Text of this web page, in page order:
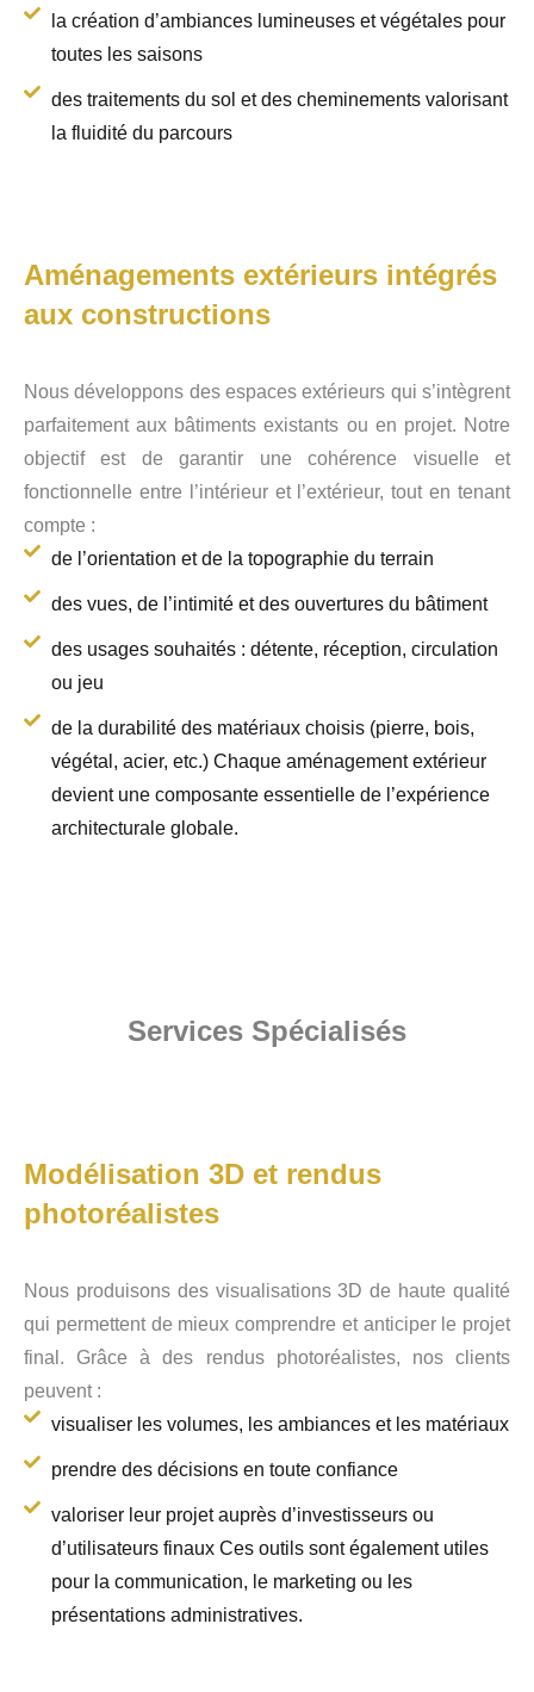
la création d’ambiances lumineuses et végétales pour
toutes les saisons
des traitements du sol et des cheminements valorisant
la fluidité du parcours
Aménagements extérieurs intégrés
aux constructions
Nous développons des espaces extérieurs qui s’intègrent
parfaitement aux bâtiments existants ou en projet. Notre
objectif est de garantir une cohérence visuelle et
fonctionnelle entre l’intérieur et l’extérieur, tout en tenant
compte :
de l’orientation et de la topographie du terrain
des vues, de l’intimité et des ouvertures du bâtiment
des usages souhaités : détente, réception, circulation
ou jeu
de la durabilité des matériaux choisis (pierre, bois,
végétal, acier, etc.) Chaque aménagement extérieur
devient une composante essentielle de l’expérience
architecturale globale.
Services Spécialisés
Modélisation 3D et rendus
photoréalistes
Nous produisons des visualisations 3D de haute qualité
qui permettent de mieux comprendre et anticiper le projet
final. Grâce à des rendus photoréalistes, nos clients
peuvent :
visualiser les volumes, les ambiances et les matériaux
prendre des décisions en toute confiance
valoriser leur projet auprès d’investisseurs ou
d’utilisateurs finaux Ces outils sont également utiles
pour la communication, le marketing ou les
présentations administratives.